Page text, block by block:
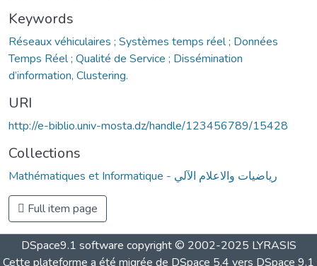
Keywords
Réseaux véhiculaires ; Systèmes temps réel ; Données
Temps Réel ; Qualité de Service ; Dissémination
d’information, Clustering.
URI
http://e-biblio.univ-mosta.dz/handle/123456789/15428
Collections
Mathématiques et Informatique - رياضيات والاعلام الآلي
Full item page
DSpace9.1 software copyright © 2002-2025 LYRASIS
Cette plateforme a été migrée de DSpace 5.4 vers DSpace 9.1